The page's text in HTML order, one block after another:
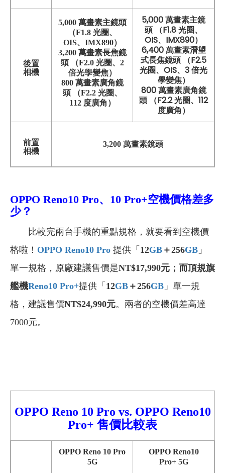
後置
相機
5,000 萬畫素主鏡頭
（F1.8 光圈、
OIS、IMX890）
3,200 萬畫素長焦鏡
頭 （F2.0 光圈、2
倍光學變焦）
800 萬畫素廣角鏡
頭 （F2.2 光圈、
112 度廣角）
5,000 萬畫素主鏡
頭 （F1.8 光圈、
OIS、IMX890）
6,400 萬畫素潛望
式長焦鏡頭 （F2.5
光圈、OIS、3 倍光
學變焦）
800 萬畫素廣角鏡
頭 （F2.2 光圈、112
度廣角）
前置
相機
3,200 萬畫素鏡頭
OPPO Reno10 Pro、10 Pro+空機價格差多
少？
比較完兩台手機的重點規格，就要看到空機價
格啦！ OPPO Reno10 Pro 提供「 12GB ＋256GB 」
單一規格，原廠建議售價是NT$17,990元 ；而頂規旗
艦機Reno10 Pro+提供「 12GB ＋256GB 」單一規
格，建議售價NT$24,990元。兩者的空機價差高達
7000元。
OPPO Reno 10 Pro vs. OPPO Reno10
Pro+ 售價比較表
OPPO Reno 10 Pro
5G
OPPO Reno10
Pro+ 5G